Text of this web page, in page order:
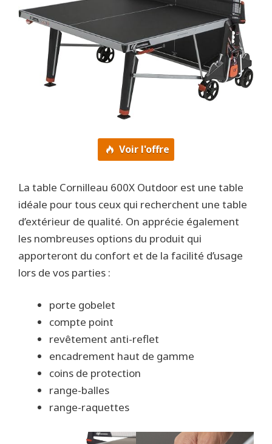
Voir l'offre
La table Cornilleau 600X Outdoor est une table
idéale pour tous ceux qui recherchent une table
d’extérieur de qualité. On apprécie également
les nombreuses options du produit qui
apporteront du confort et de la facilité d’usage
lors de vos parties :
porte gobelet
compte point
revêtement anti-reflet
encadrement haut de gamme
coins de protection
range-balles
range-raquettes